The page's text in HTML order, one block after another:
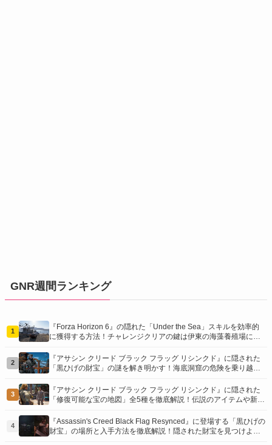
GNR週間ランキング
1
『Forza Horizon 6』の隠れた「Under the Sea」スキルを効率的
に獲得する方法！チャレンジクリアの鍵は伊東の海藻養殖場にあ
2
『アサシン クリード ブラック フラッグ リシンクド』に隠された
「黒ひげの財宝」の謎を解き明かす！海底洞窟の危険を乗り越
3
『アサシン クリード ブラック フラッグ リシンクド』に隠された
「修復可能な宝の地図」全5種を徹底解説！伝説のアイテムや新衣
介！
4
『Assassin's Creed Black Flag Resynced』に登場する「黒ひげの
財宝」の場所と入手方法を徹底解説！隠された財宝を見つけよ